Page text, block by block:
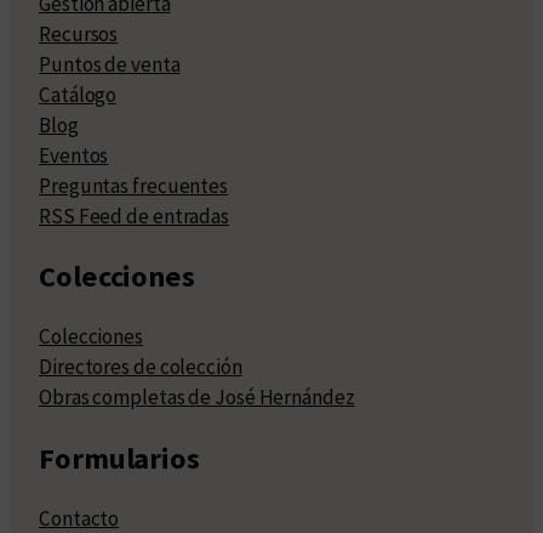
Recursos
Puntos de venta
Catálogo
Blog
Eventos
Preguntas frecuentes
RSS Feed de entradas
Colecciones
Colecciones
Directores de colección
Obras completas de José Hernández
Formularios
Contacto